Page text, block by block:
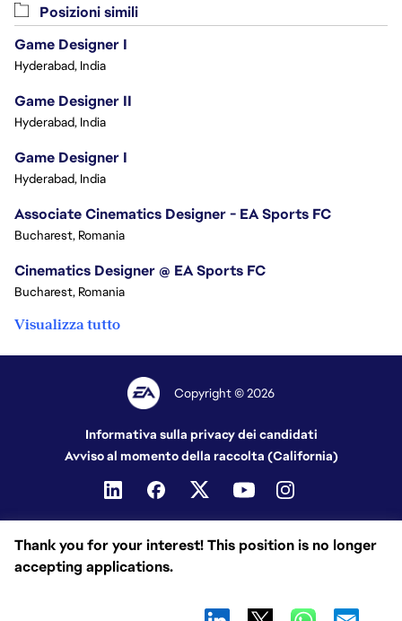
Thank you for your interest! This position is no longer
accepting applications.
Posizioni simili
Game Designer I
Hyderabad, India
Game Designer II
Hyderabad, India
Game Designer I
Hyderabad, India
Associate Cinematics Designer - EA Sports FC
Bucharest, Romania
Cinematics Designer @ EA Sports FC
Bucharest, Romania
Visualizza tutto
Copyright © 2026
Informativa sulla privacy dei candidati
Avviso al momento della raccolta (California)